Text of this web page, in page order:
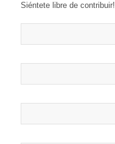
Siéntete libre de contribuir!